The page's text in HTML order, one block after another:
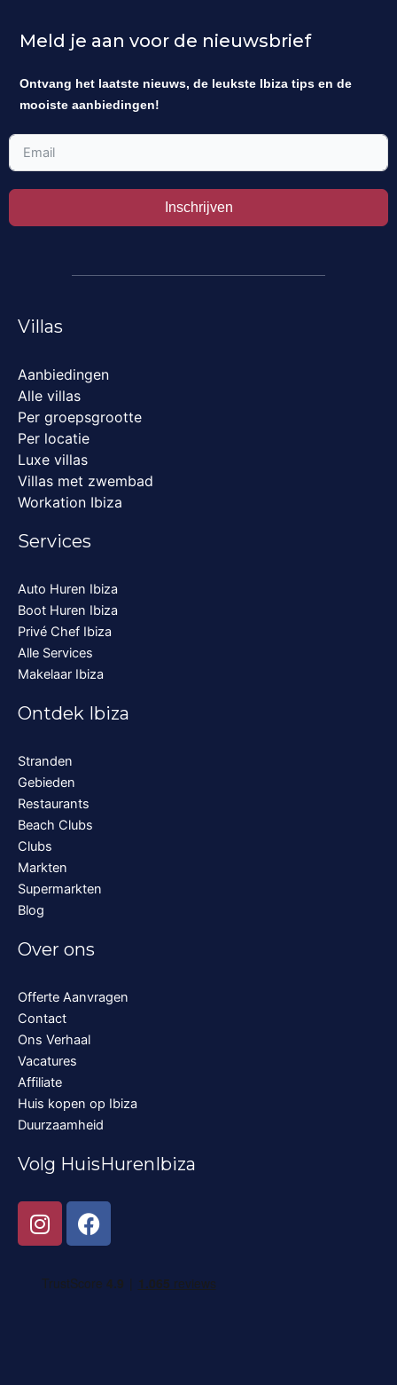
Meld je aan voor de nieuwsbrief
Ontvang het laatste nieuws, de leukste Ibiza tips en de
mooiste aanbiedingen!
Inschrijven
Villas
Aanbiedingen
Alle villas
Per groepsgrootte
Per locatie
Luxe villas
Villas met zwembad
Workation Ibiza
Services
Auto Huren Ibiza
Boot Huren Ibiza
Privé Chef Ibiza
Alle Services
Makelaar Ibiza
Ontdek Ibiza
Stranden
Gebieden
Restaurants
Beach Clubs
Clubs
Markten
Supermarkten
Blog
Over ons
Offerte Aanvragen
Contact
Ons Verhaal
Vacatures
Affiliate
Huis kopen op Ibiza
Duurzaamheid
Volg HuisHurenIbiza
I
n
t
F
a
e